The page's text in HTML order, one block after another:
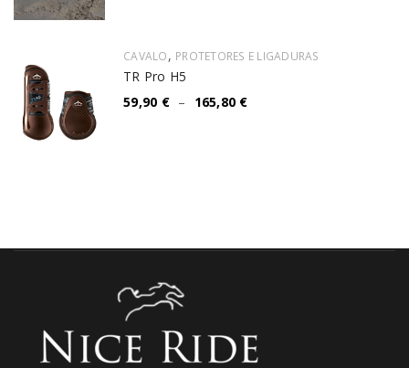
CAVALO, PROTETORES E LIGADURAS
TR Pro H5
59,90 € – 165,80 €